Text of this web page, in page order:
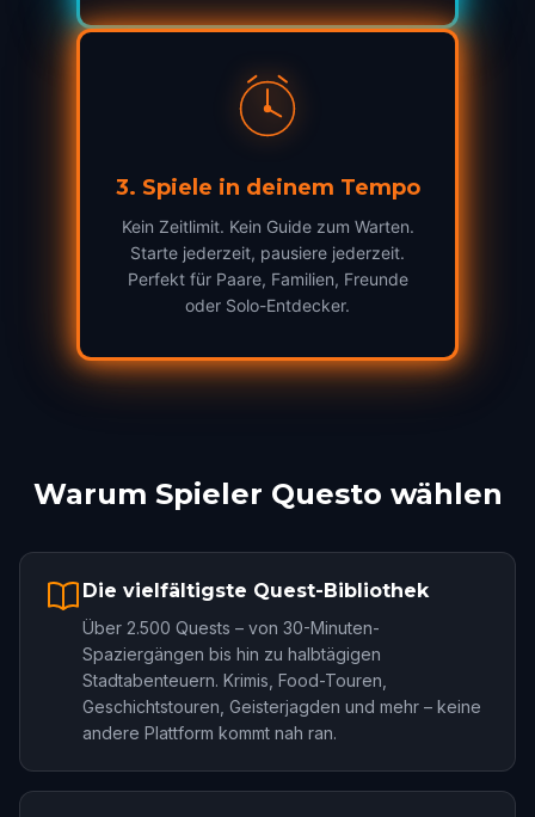
3. Spiele in deinem Tempo
Kein Zeitlimit. Kein Guide zum Warten.
Starte jederzeit, pausiere jederzeit.
Perfekt für Paare, Familien, Freunde
oder Solo-Entdecker.
Warum Spieler Questo wählen
Die vielfältigste Quest-Bibliothek
Über 2.500 Quests – von 30-Minuten-
Spaziergängen bis hin zu halbtägigen
Stadtabenteuern. Krimis, Food-Touren,
Geschichtstouren, Geisterjagden und mehr – keine
andere Plattform kommt nah ran.